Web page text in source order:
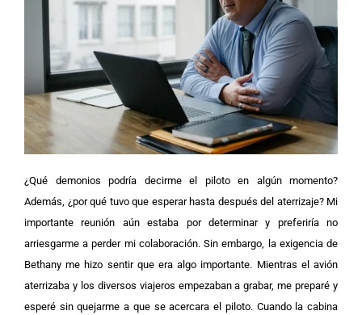
¿Qué demonios podría decirme el piloto en algún momento?
Además, ¿por qué tuvo que esperar hasta después del aterrizaje? Mi
importante reunión aún estaba por determinar y preferiría no
arriesgarme a perder mi colaboración. Sin embargo, la exigencia de
Bethany me hizo sentir que era algo importante. Mientras el avión
aterrizaba y los diversos viajeros empezaban a grabar, me preparé y
esperé sin quejarme a que se acercara el piloto. Cuando la cabina